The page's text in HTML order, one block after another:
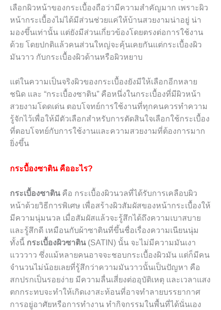
เลือกผิวหน้าของกระเบื้องถือว่ามีความสำคัญมาก เพราะผิว
หน้ากระเบื้องไม่ได้มีส่วนช่วยแค่ให้บ้านสวยงามน่าอยู่ น่า
มองขึ้นเท่านั้น แต่ยังมีส่วนเกี่ยวข้องโดยตรงต่อการใช้งาน
ด้วย โดยปกติแล้วคนส่วนใหญ่จะคุ้นเคยกันแต่กระเบื้องผิว
มันวาว กับกระเบื้องผิวด้านหรือผิวหยาบ
แต่ในความเป็นจริงผิวของกระเบื้องยังมีให้เลือกอีกหลาย
ชนิด และ “กระเบื้องซาติน” คือหนึ่งในกระเบื้องที่มีผิวหน้า
สวยงามโดดเด่น ตอบโจทย์การใช้งานที่ทุกคนควรทำความ
รู้จักไว้เพื่อให้มีตัวเลือกสำหรับการตัดสินใจเลือกใช้กระเบื้อง
ที่ตอบโจทย์กับการใช้งานและความสวยงามที่ต้องการมาก
ยิ่งขึ้น
กระบื้องซาติน คืออะไร?
กระเบื้องซาติน คือ กระเบื้องผิวนวลที่ได้รับการเคลือบผิว
หน้าด้วยวิธีการพิเศษ เพื่อสร้างผิวสัมผัสของหน้ากระเบื้องให้
มีความนุ่มนวล เมื่อสัมผัสแล้วจะรู้สึกได้ถึงความเบาสบาย
และรู้สึกดี เหมือนกับผ้าซาตินที่ขึ้นชื่อเรื่องความเนียนนุ่ม
ทั้งนี้ กระเบื้องผิวซาติน (SATIN) นั้น จะไม่มีความมันเงา
แวววาว ซึ่งแม้หลายคนอาจจะชอบกระเบื้องผิวมัน แต่ก็มีคน
จำนวนไม่น้อยเลยที่รู้สึกว่าความมันวาวนั้นเป็นปัญหา คือ
สกปรกเป็นรอยง่าย มีความลื่นเสี่ยงต่ออุบัติเหตุ และเวลาแสง
ตกกระทบจะทำให้เกิดเงาสะท้อนที่อาจทำลายบรรยากาศ
การอยู่อาศัยหรือการทำงาน ทำกิจกรรมในพื้นที่ได้นั่นเอง